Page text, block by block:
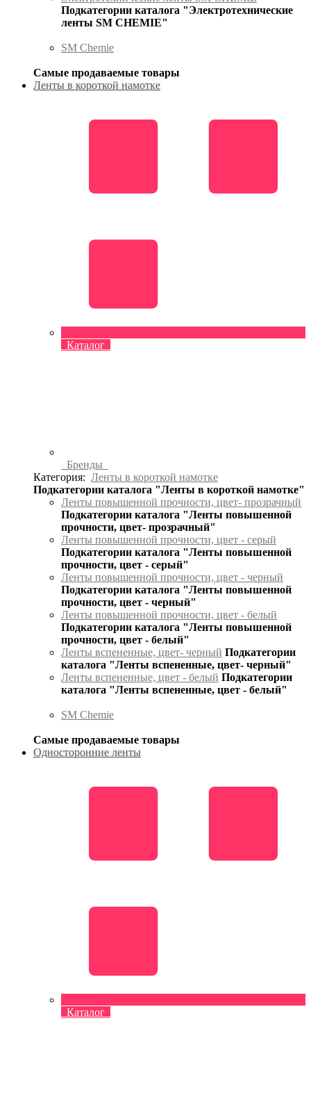
Подкатегории каталога "Электротехнические
ленты SM CHEMIE"
SM Chemie
Самые продаваемые товары
Ленты в короткой намотке
Каталог
Бренды
Категория: Ленты в короткой намотке
Подкатегории каталога "Ленты в короткой намотке"
Ленты повышенной прочности, цвет- прозрачный
Подкатегории каталога "Ленты повышенной
прочности, цвет- прозрачный"
Ленты повышенной прочности, цвет - серый
Подкатегории каталога "Ленты повышенной
прочности, цвет - серый"
Ленты повышенной прочности, цвет - черный
Подкатегории каталога "Ленты повышенной
прочности, цвет - черный"
Ленты повышенной прочности, цвет - белый
Подкатегории каталога "Ленты повышенной
прочности, цвет - белый"
Ленты вспененные, цвет- черный Подкатегории
каталога "Ленты вспененные, цвет- черный"
Ленты вспененные, цвет - белый Подкатегории
каталога "Ленты вспененные, цвет - белый"
SM Chemie
Самые продаваемые товары
Односторонние ленты
Каталог